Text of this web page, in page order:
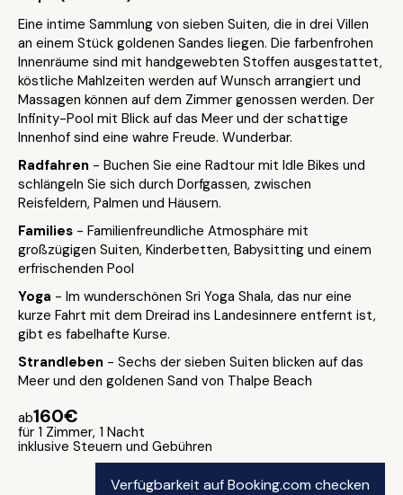
Eine intime Sammlung von sieben Suiten, die in drei Villen
an einem Stück goldenen Sandes liegen. Die farbenfrohen
Innenräume sind mit handgewebten Stoffen ausgestattet,
köstliche Mahlzeiten werden auf Wunsch arrangiert und
Massagen können auf dem Zimmer genossen werden. Der
Infinity-Pool mit Blick auf das Meer und der schattige
Innenhof sind eine wahre Freude. Wunderbar.
Radfahren - Buchen Sie eine Radtour mit Idle Bikes und
schlängeln Sie sich durch Dorfgassen, zwischen
Reisfeldern, Palmen und Häusern.
Families - Familienfreundliche Atmosphäre mit
großzügigen Suiten, Kinderbetten, Babysitting und einem
erfrischenden Pool
Yoga - Im wunderschönen Sri Yoga Shala, das nur eine
kurze Fahrt mit dem Dreirad ins Landesinnere entfernt ist,
gibt es fabelhafte Kurse.
Strandleben - Sechs der sieben Suiten blicken auf das
Meer und den goldenen Sand von Thalpe Beach
ab160€
für 1 Zimmer, 1 Nacht
inklusive Steuern und Gebühren
Verfügbarkeit auf Booking.com checken